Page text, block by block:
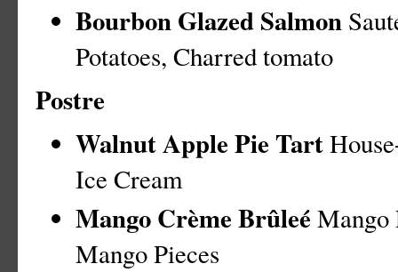
Bourbon Glazed Salmon
Potatoes, Charred tomato
Postre
Walnut Apple Pie Tart
Ice Cream
Mango Crème Brûleé Mango
Mango Pieces